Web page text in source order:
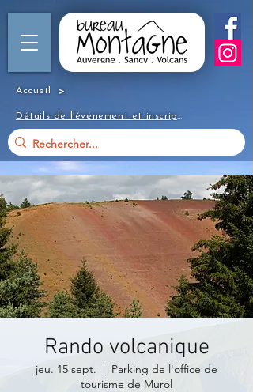
Accueil >
Détails de l'événement et inscription
Rando volcanique
jeu. 15 sept.
  |
Parking de l'office de
tourisme de Murol